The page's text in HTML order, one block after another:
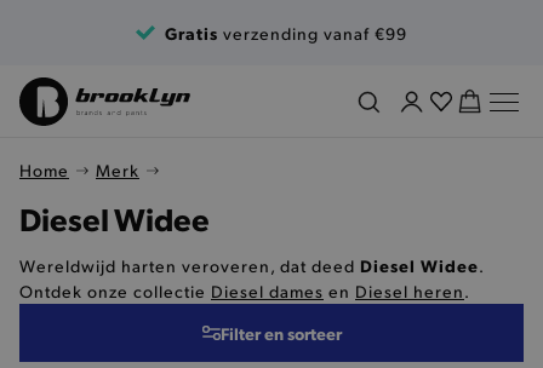
Gratis verzending vanaf €99
Home Merk
Wereldwijd harten veroveren, dat deed Diesel Widee.
Ontdek onze collectie Diesel dames en Diesel heren.
Filter en sorteer
Diesel Widee